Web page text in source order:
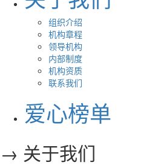
组织介绍
机构章程
领导机构
内部制度
机构资质
联系我们
爱心榜单
→ 关于我们